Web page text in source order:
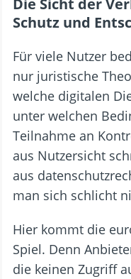
Schutz und
Für viele Nutzer
nur juristische
welche digitalen
unter welchen
Teilnahme an
aus Nutzersicht
aus
man sich schlicht
Hier kommt die
Spiel. Denn
die keinen Zugriff